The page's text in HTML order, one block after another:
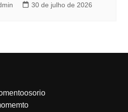
30 de julho de 2026